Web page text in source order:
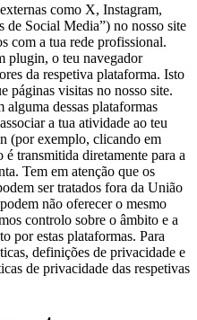
como X, Instagram,
Social Media”) no nosso site
com a tua rede profissional.
plugin, o teu navegador
da respetiva plataforma. Isto
páginas visitas no nosso site.
alguma dessas plataformas
a tua atividade ao teu
(por exemplo, clicando em
transmitida diretamente para a
Tem em atenção que os
ser tratados fora da União
não oferecer o mesmo
controlo sobre o âmbito e a
por estas plataformas. Para
definições de privacidade e
de privacidade das respetivas